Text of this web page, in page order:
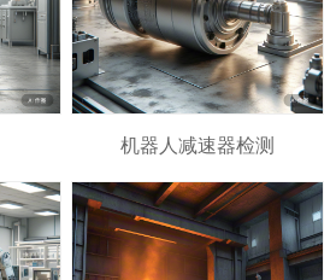
机器人减速器检测